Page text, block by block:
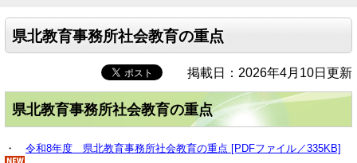
県北教育事務所社会教育の重点
掲載日：2026年4月10日更新
県北教育事務所社会教育の重点
・ 令和8年度 県北教育事務所社会教育の重点 [PDFファイル／335KB]